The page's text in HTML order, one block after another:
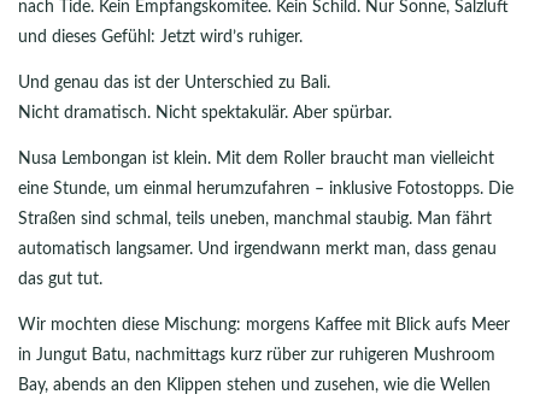
nach Tide. Kein Empfangskomitee. Kein Schild. Nur Sonne, Salzluft
und dieses Gefühl: Jetzt wird’s ruhiger.
Und genau das ist der Unterschied zu Bali.
Nicht dramatisch. Nicht spektakulär. Aber spürbar.
Nusa Lembongan ist klein. Mit dem Roller braucht man vielleicht
eine Stunde, um einmal herumzufahren – inklusive Fotostopps. Die
Straßen sind schmal, teils uneben, manchmal staubig. Man fährt
automatisch langsamer. Und irgendwann merkt man, dass genau
das gut tut.
Wir mochten diese Mischung: morgens Kaffee mit Blick aufs Meer
in Jungut Batu, nachmittags kurz rüber zur ruhigeren Mushroom
Bay, abends an den Klippen stehen und zusehen, wie die Wellen